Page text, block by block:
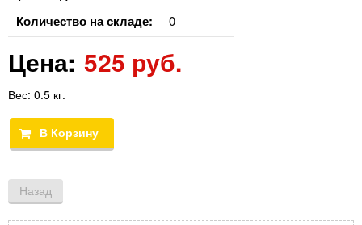
Количество на складе: 0
Цена: 525 руб.
Вес: 0.5 кг.